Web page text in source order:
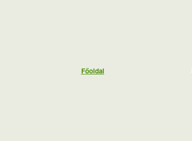
Főoldal